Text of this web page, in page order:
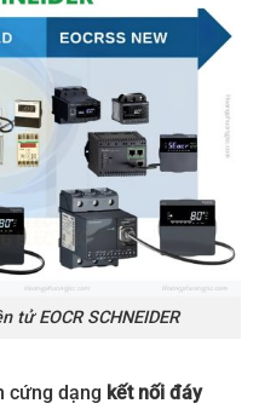
tử EOCR SCHNEIDER
cứng dạng kết nối đáy